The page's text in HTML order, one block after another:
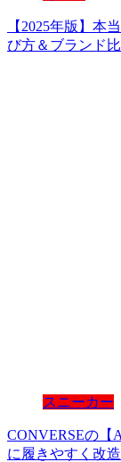
【2025年版】本
び方＆ブランド
スニーカー
CONVERSEの【
に履きやすく改